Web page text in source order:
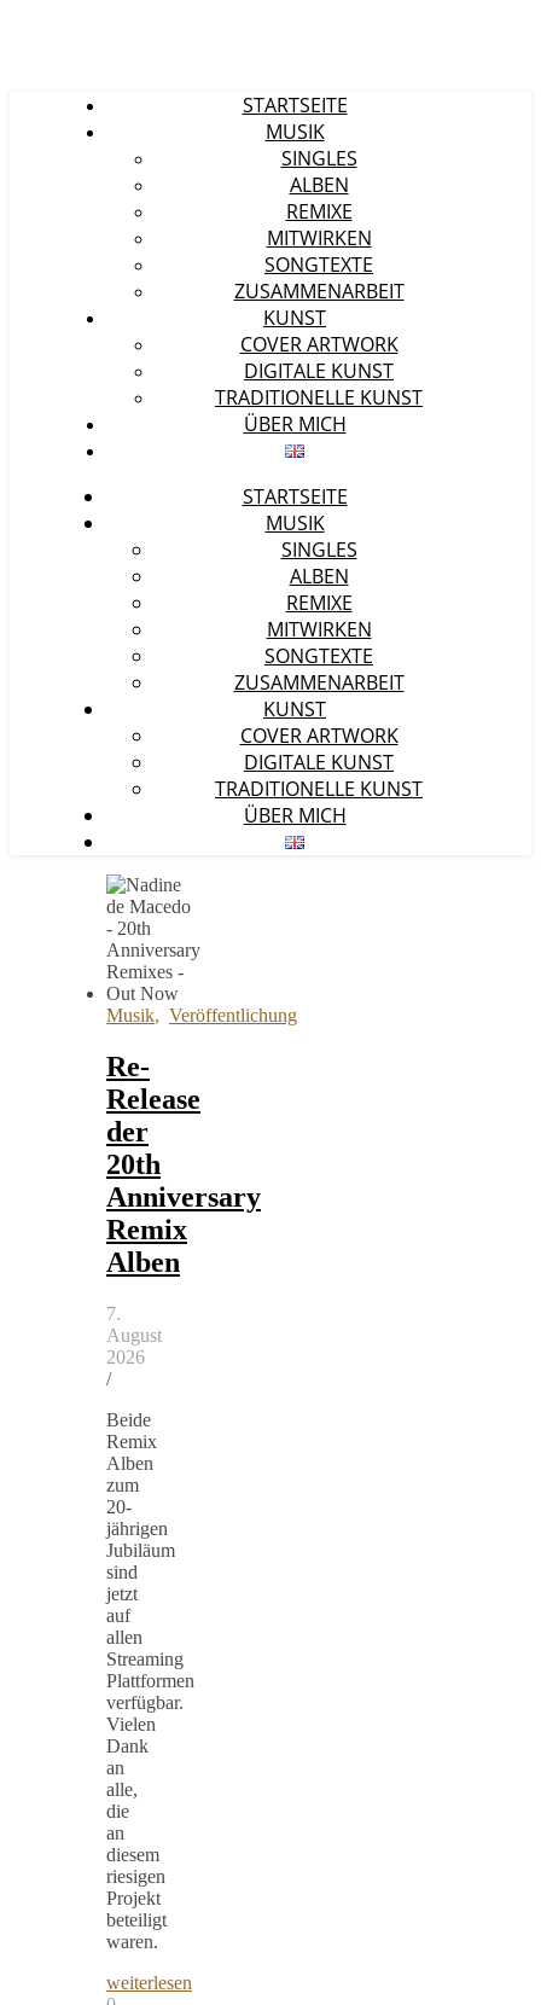
STARTSEITE
MUSIK
SINGLES
ALBEN
REMIXE
MITWIRKEN
SONGTEXTE
ZUSAMMENARBEIT
KUNST
COVER ARTWORK
DIGITALE KUNST
TRADITIONELLE KUNST
ÜBER MICH
STARTSEITE
MUSIK
SINGLES
ALBEN
REMIXE
MITWIRKEN
SONGTEXTE
ZUSAMMENARBEIT
KUNST
COVER ARTWORK
DIGITALE KUNST
TRADITIONELLE KUNST
ÜBER MICH
Musik, Veröffentlichung
Re-
Release
der
20th
Anniversary
Remix
Alben
7.
August
2026
/
Beide
Remix
Alben
zum
20-
jährigen
Jubiläum
sind
jetzt
auf
allen
Streaming
Plattformen
verfügbar.
Vielen
Dank
an
alle,
die
an
diesem
riesigen
Projekt
beteiligt
waren.
weiterlesen